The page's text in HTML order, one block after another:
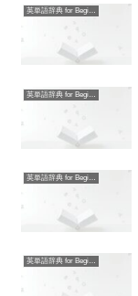
英単語辞典 for Beginners
英単語辞典 for Beginners
英単語辞典 for Beginners
英単語辞典 for Beginners